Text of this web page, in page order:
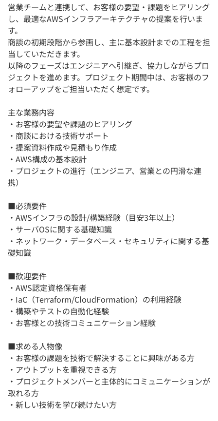
営業チームと連携して、お客様の要望・課題をヒアリング
し、最適なAWSインフラアーキテクチャの提案を行いま
す。
商談の初期段階から参画し、主に基本設計までの工程を担
当していただきます。
以降のフェーズはエンジニアへ引継ぎ、協力しながらプロ
ジェクトを進めます。プロジェクト期間中は、お客様のフ
ォローアップをご担当いただく想定です。
主な業務内容
・お客様の要望や課題のヒアリング
・商談における技術サポート
・提案資料作成や見積もり作成
・AWS構成の基本設計
・プロジェクトの進行（エンジニア、営業との円滑な連
携）
■必須要件
・AWSインフラの設計/構築経験（目安3年以上）
・サーバOSに関する基礎知識
・ネットワーク・データベース・セキュリティに関する基
礎知識
■歓迎要件
・AWS認定資格保有者
・IaC（Terraform/CloudFormation）の利用経験
・構築やテストの自動化経験
・お客様との技術コミュニケーション経験
■求める人物像
・お客様の課題を技術で解決することに興味がある方
・アウトプットを重視できる方
・プロジェクトメンバーと主体的にコミュニケーションが
取れる方
・新しい技術を学び続けたい方